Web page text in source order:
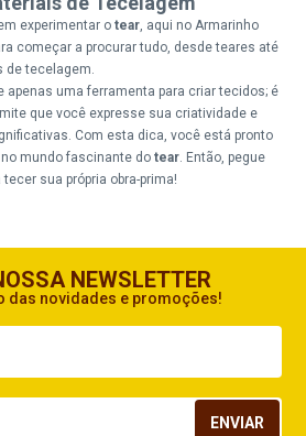
experimentar otear , aqui no Armarinho
começar a procurar tudo, desde teares até
tecelagem.
apenas uma ferramenta para criar tecidos; é
que você expresse sua criatividade e
Com esta dica, você está pronto
mundo fascinante dotear . Então, pegue
sua própria obra-prima!
NEWSLETTER
das novidades e promoções!
ENVIAR